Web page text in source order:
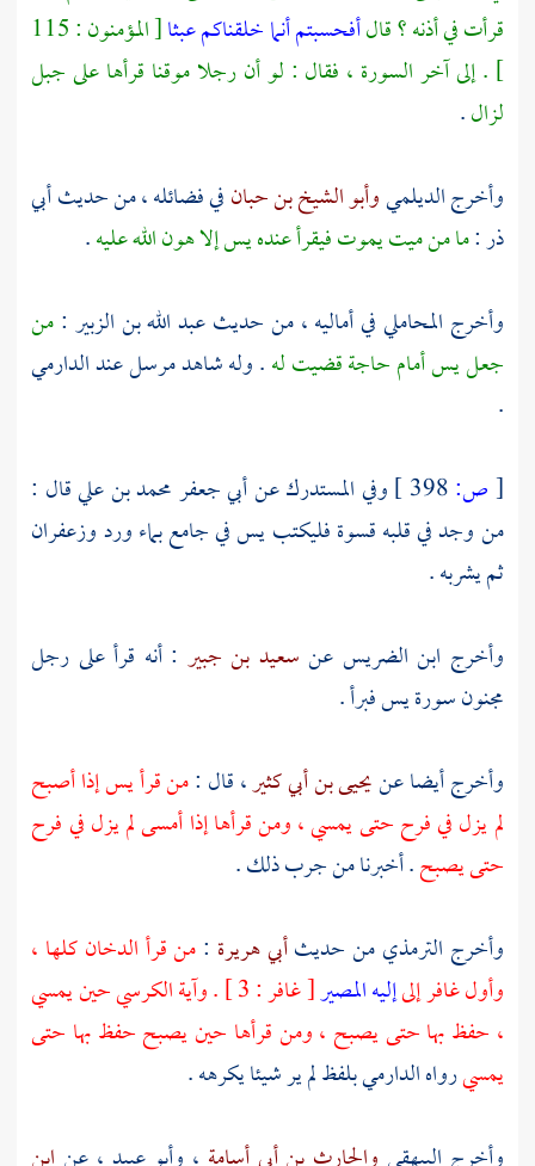
قرأت في أذنه ؟ قالأفحسبتم أنما خلقناكم عبثا
[ المؤمنون : 115
] . إلى آخر السورة ، فقال : لو أن رجلا موقنا قرأها على جبل
لزال.
وأخرجالديلميوأبو الشيخ بن حبانفي فضائله ، من حديثأبي
ذر:ما من ميت يموت فيقرأ عنده يس إلا هون الله عليه.
وأخرج المحامليفي أماليه ، من حديثعبد الله بن الزبير :من
جعل يس أمام حاجة قضيت له. وله شاهد مرسل عندالدارمي
.
[ص: وفي المستدرك عنأبي جعفر محمد بن عليقال :
من وجد في قلبه قسوة فليكتب يس في جامع بماء ورد وزعفران
ثم يشربه .
وأخرج ابن الضريس عن سعيد بن جبير : أنه قرأ على رجل
مجنون سورة يس فبرأ .
وأخرج أيضا عنيحيى بن أبي كثير، قال :من قرأ يس إذا أصبح
لم يزل في فرح حتى يمسي ، ومن قرأها إذا أمسى لم يزل في فرح
حتى يصبح. أخبرنا من جرب ذلك .
وأخرج الترمذيمن حديثأبي هريرة :من قرأ الدخان كلها ،
وأول غافر إلىإليه المصير
[ غافر : 3 ] . وآية الكرسي حين يمسي
، حفظ بها حتى يصبح ، ومن قرأها حين يصبح حفظ بها حتى
يمسيرواهالدارميبلفظ لم ير شيئا يكرهه .